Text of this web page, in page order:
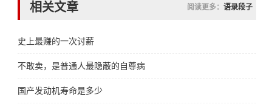
相关文章 阅读更多： 语录段子
史上最赚的一次讨薪
不敢卖，是普通人最隐蔽的自尊病
国产发动机寿命是多少